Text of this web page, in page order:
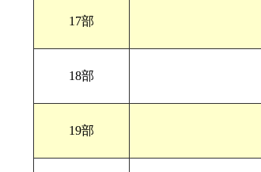
17部
18部
19部